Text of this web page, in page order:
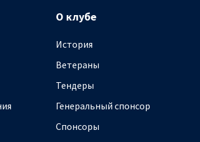
О клубе
История
Ветераны
Тендеры
Генеральный спонсор
Спонсоры